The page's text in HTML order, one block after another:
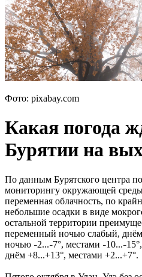
Фото: pixabay.com
Какая погода
Бурятии на
По данным Бурятского центра
мониторингу окружающей
переменная облачность, по
небольшие осадки в виде
остальной территории
переменный ночью слабый,
ночью –2...–7°, местами –10...–
днём +8...+13°, местами +2...+7°.